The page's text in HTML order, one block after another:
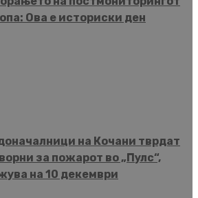
Ова е историски ден
на Кочани тврдат
за пожарот во „Пулс“,
на 10 декември